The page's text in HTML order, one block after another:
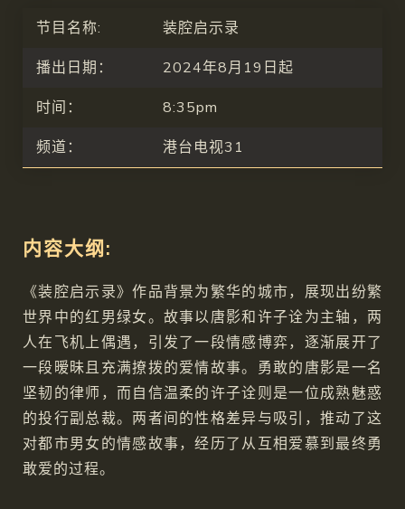
节目名称:
装腔启示录
播出日期：
2024年8月19日起
时间：
8:35pm
频道：
港台电视31
内容大纲:
《装腔启示录》作品背景为繁华的城市，展现出纷繁
世界中的红男绿女。故事以唐影和许子诠为主轴，两
人在飞机上偶遇，引发了一段情感博弈，逐渐展开了
一段暧昧且充满撩拨的爱情故事。勇敢的唐影是一名
坚韧的律师，而自信温柔的许子诠则是一位成熟魅惑
的投行副总裁。两者间的性格差异与吸引，推动了这
对都市男女的情感故事，经历了从互相爱慕到最终勇
敢爱的过程。